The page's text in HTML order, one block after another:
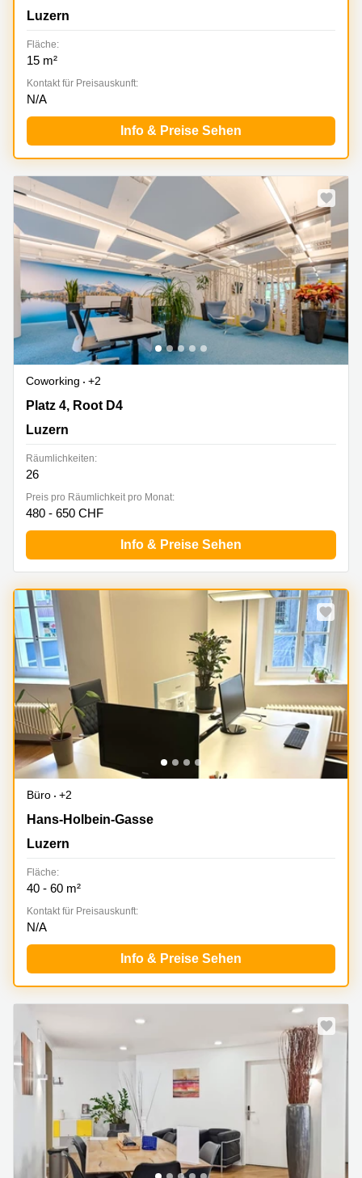
Luzern
Fläche:
15 m²
Kontakt für Preisauskunft:
N/A
Info & Preise Sehen
Coworking
+2
Platz 4, Root D4, Luzern
Platz 4, Root D4
Luzern
Räumlichkeiten:
26
Preis pro Räumlichkeit pro Monat:
480 - 650 CHF
Info & Preise Sehen
Büro
+2
Hans-Holbein-Gasse 3, Luzern
Hans-Holbein-Gasse
Luzern
Fläche:
40 - 60 m²
Kontakt für Preisauskunft:
N/A
Info & Preise Sehen